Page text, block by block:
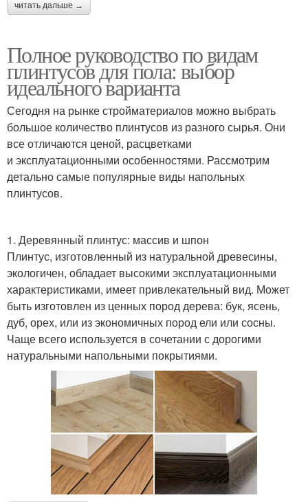
читать дальше →
Полное руководство по видам
плинтусов для пола: выбор
идеального варианта
Сегодня на рынке стройматериалов можно выбрать
большое количество плинтусов из разного сырья. Они
все отличаются ценой, расцветками
и эксплуатационными особенностями. Рассмотрим
детально самые популярные виды напольных
плинтусов.
1. Деревянный плинтус: массив и шпон
Плинтус, изготовленный из натуральной древесины,
экологичен, обладает высокими эксплуатационными
характеристиками, имеет привлекательный вид. Может
быть изготовлен из ценных пород дерева: бук, ясень,
дуб, орех, или из экономичных пород ели или сосны.
Чаще всего используется в сочетании с дорогими
натуральными напольными покрытиями.